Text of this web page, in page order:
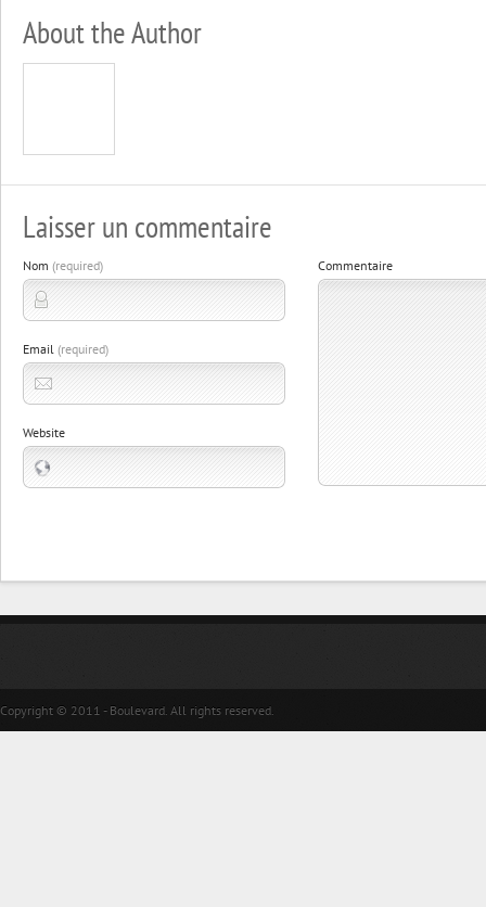
About the Author
Laisser un commentaire
Nom (required)
Email (required)
Website
Commentaire
Copyright © 2011 - Boulevard. All rights reserved.